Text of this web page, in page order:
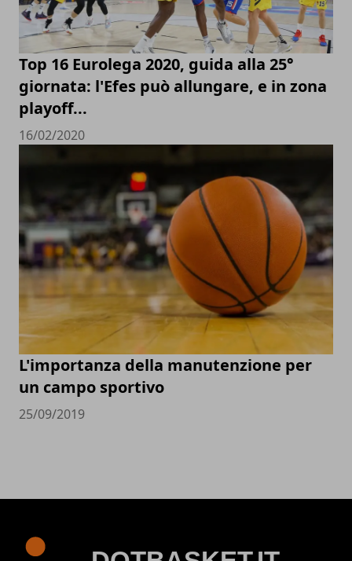
Top 16 Eurolega 2020, guida alla 25°
giornata: l'Efes può allungare, e in zona
playoff...
16/02/2020
L'importanza della manutenzione per
un campo sportivo
25/09/2019